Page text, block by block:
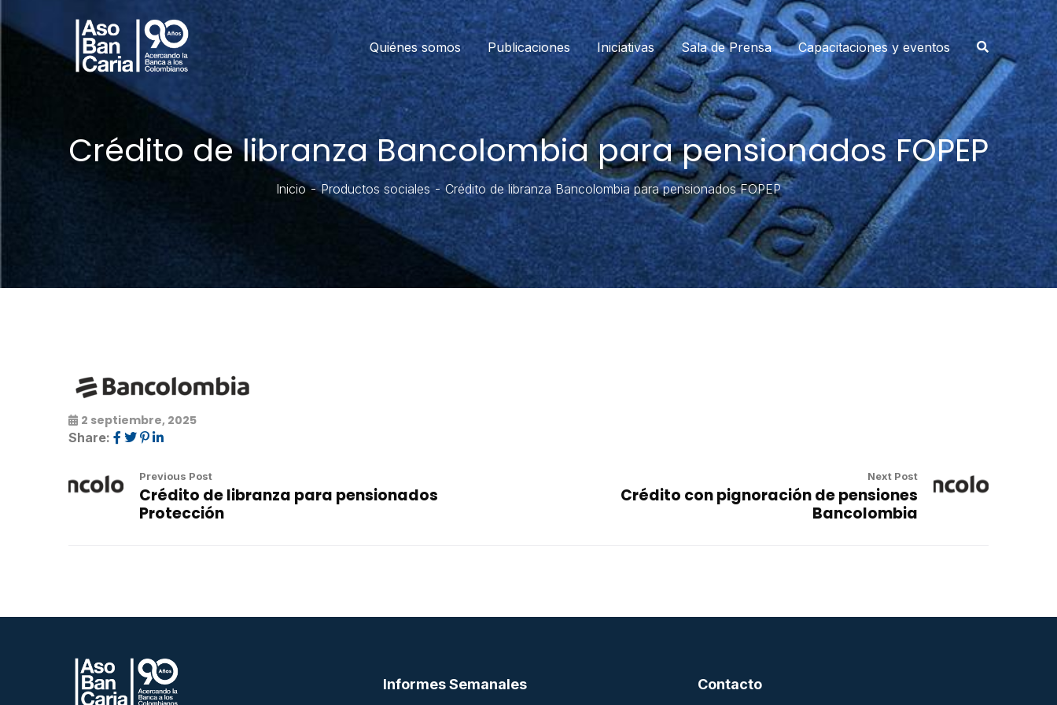
Quiénes somos Publicaciones Iniciativas Sala de Prensa Capacitaciones y eventos
Crédito de libranza Bancolombia para pensionados FOPEP
Inicio Productos sociales Crédito de libranza Bancolombia para pensionados FOPEP
2 septiembre, 2025
Share:
Previous Post
Crédito de libranza para pensionados
Protección
Next Post
Crédito con pignoración de pensiones
Bancolombia
Informes Semanales Contacto